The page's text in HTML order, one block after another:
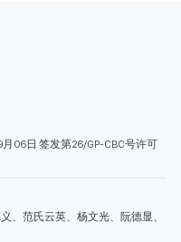
、范氏云英、杨文光、阮德显、